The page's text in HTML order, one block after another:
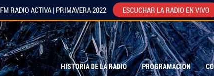
HISTORIA DE LA RADIO PROGRAMACION
FM RADIO ACTIVA | PRIMAVERA 2022 ESCUCHAR LA RADIO EN VIVO